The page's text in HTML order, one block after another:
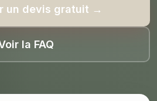
un devis gratuit →
la FAQ